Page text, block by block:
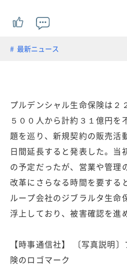
最新ニュース
プルデンシャル生命保険は２
５００人から計約３１億円を
題を巡り、新規契約の販売活
日間延長すると発表した。当
の予定だったが、営業や管理
改革にさらなる時間を要する
ループ会社のジブラルタ生命
浮上しており、被害確認を進
【時事通信社】 〔写真説明
険のロゴマーク